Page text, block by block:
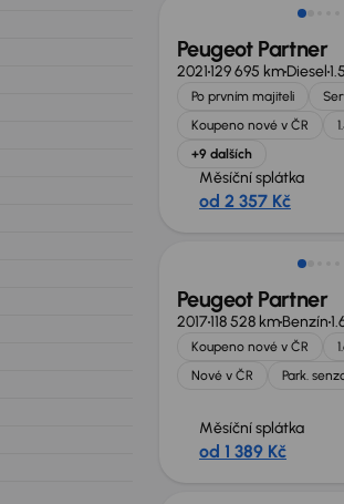
Peugeot Partner
2021129 695 kmDiesel
Po prvním majiteli
Koupeno nové v ČR
+9 dalších
Měsíční splátka
od 2 357 Kč
Zlevněno o 25 000 Kč
Peugeot Partner
2017118 528 kmBenzín
Koupeno nové v ČR
Nové v ČR
Park.
Měsíční splátka
od 1 389 Kč
Extra sleva 16 500 Kč